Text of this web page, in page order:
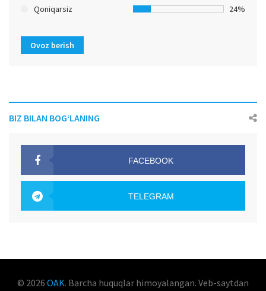
Qoniqarsiz 24%
Ovoz berish
BIZ BILAN BOG‘LANING
FACEBOOK
TELEGRAM
© 2026 OAK. Barcha huquqlar himoyalangan. Veb-saytdan